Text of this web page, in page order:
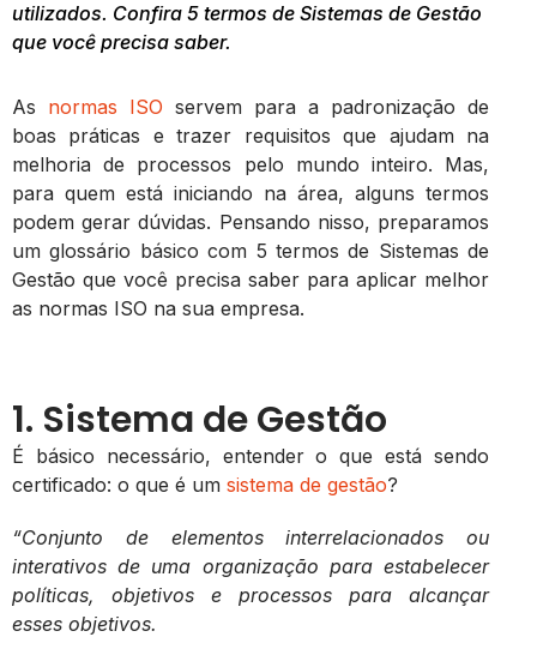
utilizados. Confira 5 termos de Sistemas de Gestão
que você precisa saber.
As normas ISO servem para a padronização de
boas práticas e trazer requisitos que ajudam na
melhoria de processos pelo mundo inteiro. Mas,
para quem está iniciando na área, alguns termos
podem gerar dúvidas. Pensando nisso, preparamos
um glossário básico com 5 termos de Sistemas de
Gestão que você precisa saber para aplicar melhor
as normas ISO na sua empresa.
1. Sistema de Gestão
É básico necessário, entender o que está sendo
certificado: o que é um sistema de gestão?
“Conjunto de elementos interrelacionados ou
interativos de uma organização para estabelecer
políticas, objetivos e processos para alcançar
esses objetivos.